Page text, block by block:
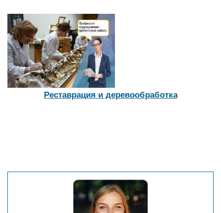
Реставрация и деревообработка